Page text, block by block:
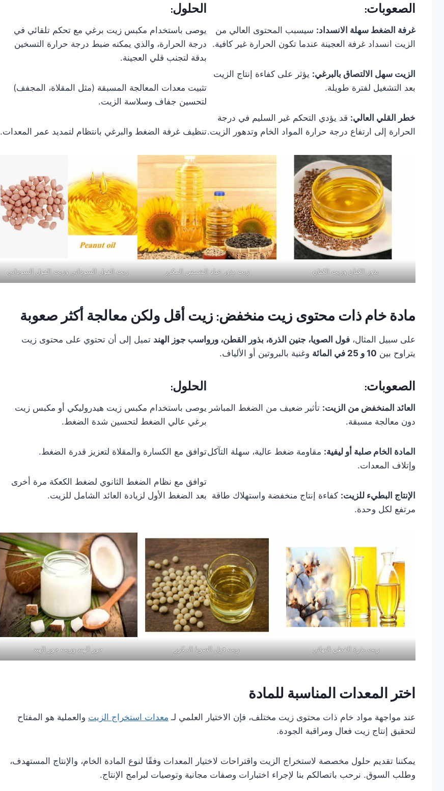
الصعوبات:
غرفة الضغط سهلة الانسداد: سيسبب المحتوى العالي من
الزيت انسداد غرفة العجينة عندما تكون الحرارة غير كافية.
الزيت سهل الالتصاق بالبرغي: يؤثر على كفاءة إنتاج الزيت
بعد التشغيل لفترة طويلة.
خطر القلي العالي: قد يؤدي التحكم غير السليم في درجة
الحرارة إلى ارتفاع درجة حرارة المواد الخام وتدهور الزيت.
الحلول:
يوصى باستخدام مكبس زيت برغي مع تحكم تلقائي في
درجة الحرارة، والذي يمكنه ضبط درجة حرارة التسخين
بدقة لتجنب قلي العجينة.
تثبيت معدات المعالجة المسبقة (مثل المقلاة، المجفف)
لتحسين جفاف وسلاسة الزيت.
تنظيف غرفة الضغط والبرغي بانتظام لتمديد عمر المعدات.
بذور الكتان وزيت الكتان زيت بذور عباد الشمس المكرر زيت الفول السوداني وزيت الفول السوداني
مادة خام ذات محتوى زيت منخفض: زيت أقل ولكن معالجة أكثر صعوبة
على سبيل المثال،فول الصويا، جنين الذرة، بذور القطن، ورواسب جوز الهند تميل إلى أن تحتوي على محتوى زيت
يتراوح بين 10 و 25 في المائة وغنية بالبروتين أو الألياف.
الصعوبات:
العائد المنخفض من الزيت: تأثير ضعيف من الضغط المباشر
دون معالجة مسبقة.
المادة الخام صلبة أو ليفية: مقاومة ضغط عالية، سهلة التآكل
وإتلاف المعدات.
الإنتاج البطيء للزيت: كفاءة إنتاج منخفضة واستهلاك طاقة
مرتفع لكل وحدة.
الحلول:
يوصى باستخدام مكبس زيت هيدروليكي أو مكبس زيت
برغي عالي الضغط لتحسين شدة الضغط.
توافق مع الكسارة والمقلاة لتعزيز قدرة الضغط.
توافق مع نظام الضغط الثانوي لضغط الكعكة مرة أخرى
بعد الضغط الأول لزيادة العائد الشامل للزيت.
زيت بذرة القطن النهائي زيت فول الصويا المكرر جوز الهند وزيت جوز الهند
اختر المعدات المناسبة للمادة
عند مواجهة مواد خام ذات محتوى زيت مختلف، فإن الاختيار العلمي لـ معدات استخراج الزيت والعملية هو المفتاح
لتحقيق إنتاج زيت فعال ومراقبة الجودة.
يمكننا تقديم حلول مخصصة لاستخراج الزيت واقتراحات لاختيار المعدات وفقًا لنوع المادة الخام، والإنتاج المستهدف،
وطلب السوق. نرحب باتصالكم بنا لإجراء اختبارات وصفات مجانية وتوصيات لبرامج الإنتاج.